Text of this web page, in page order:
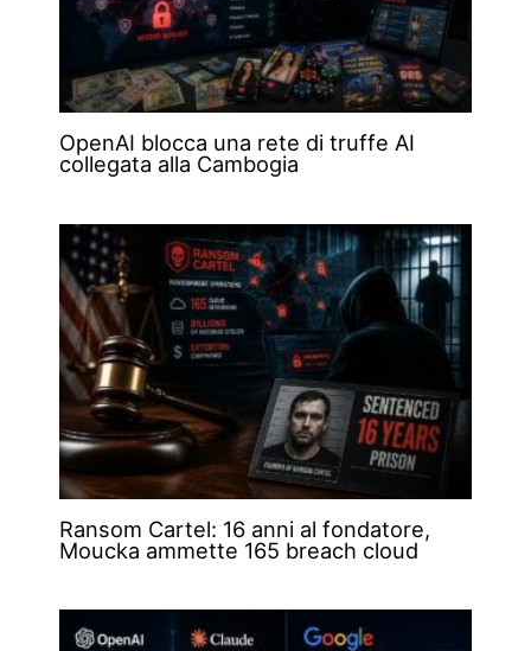
OpenAI blocca una rete di truffe AI
collegata alla Cambogia
Ransom Cartel: 16 anni al fondatore,
Moucka ammette 165 breach cloud